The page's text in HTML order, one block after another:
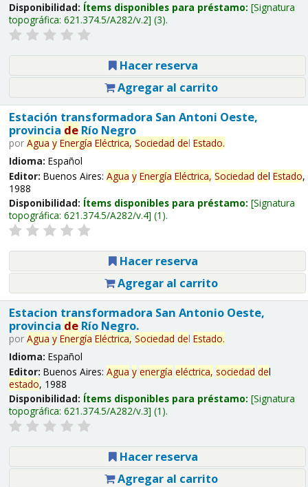
Disponibilidad: Ítems disponibles para préstamo: Signatura
topográfica: 621.374.5/A282/v.2 (3).
Hacer reserva
Agregar al carrito
Estación transformadora San Antoni Oeste,
provincia deRío Negro
por Agua y Energía Eléctrica, Sociedad del Estado.
Idioma: Español
Editor: Buenos Aires: Agua y Energía Eléctrica, Sociedad del Estado,
1988
Disponibilidad: Ítems disponibles para préstamo: Signatura
topográfica: 621.374.5/A282/v.4 (1).
Hacer reserva
Agregar al carrito
Estacion transformadora San Antonio Oeste,
provincia deRío Negro.
por Agua y Energía Eléctrica, Sociedad del Estado.
Idioma: Español
Editor: Buenos Aires: Agua y energía eléctrica, sociedad del
estado, 1988
Disponibilidad: Ítems disponibles para préstamo: Signatura
topográfica: 621.374.5/A282/v.3 (1).
Hacer reserva
Agregar al carrito